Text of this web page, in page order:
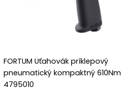
FORTUM Uťahovák príklepový
pneumatický kompaktný 610Nm
4795010